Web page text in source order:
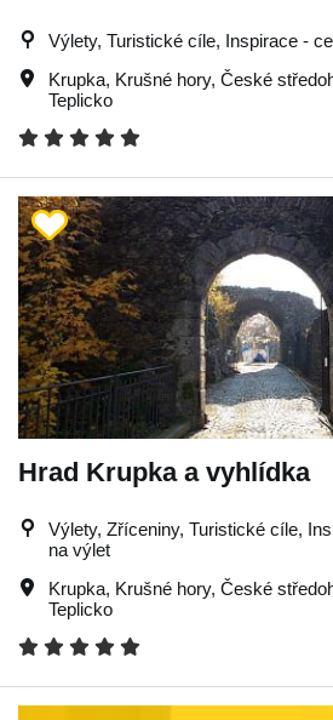
Výlety, Turistické cíle, Inspirace -
Krupka, Krušné hory, České
Teplicko
Hrad Krupka a vyhlídka
Výlety, Zříceniny, Turistické cíle,
na výlet
Krupka, Krušné hory, České
Teplicko